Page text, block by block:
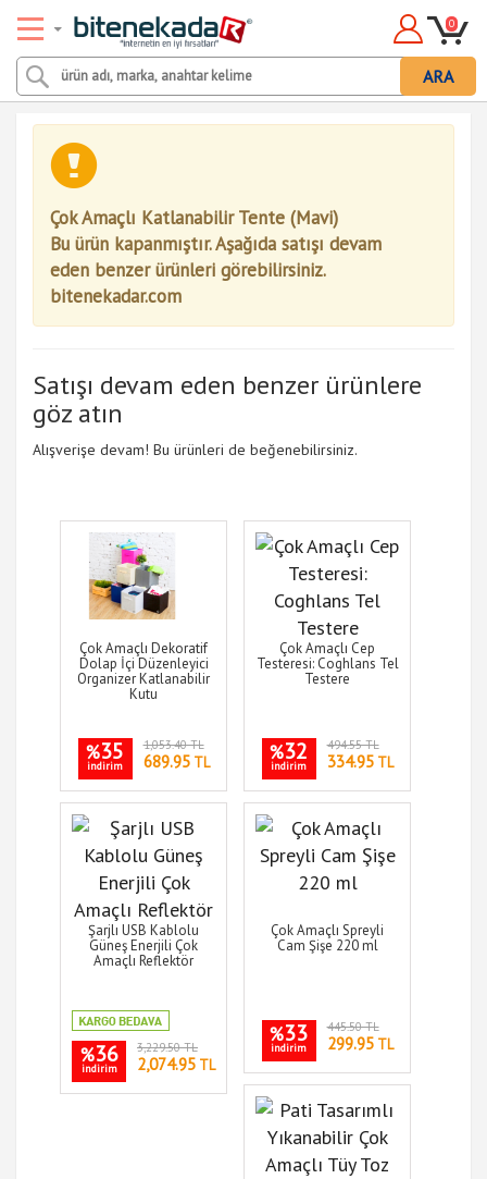
ARA
0
Çok Amaçlı Katlanabilir Tente (Mavi)
Bu ürün kapanmıştır. Aşağıda satışı devam
eden benzer ürünleri görebilirsiniz.
bitenekadar.com
Satışı devam eden benzer ürünlere
göz atın
Alışverişe devam! Bu ürünleri de beğenebilirsiniz.
Çok Amaçlı Dekoratif
Dolap İçi Düzenleyici
Organizer Katlanabilir
Kutu
%35
indirim
1,053.40 TL
689.95TL
Çok Amaçlı Cep
Testeresi: Coghlans Tel
Testere
%32
indirim
494.55 TL
334.95TL
Şarjlı USB Kablolu
Güneş Enerjili Çok
Amaçlı Reflektör
%36
indirim
3,229.50 TL
2,074.95 TL
Çok Amaçlı Spreyli
Cam Şişe 220 ml
%33
indirim
445.50 TL
299.95TL